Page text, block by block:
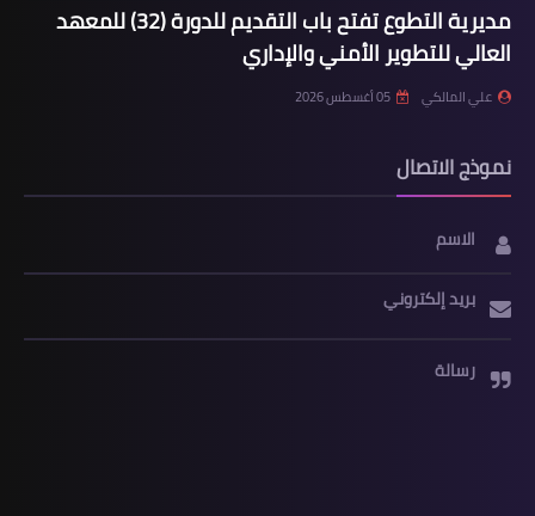
مديرية التطوع تفتح باب التقديم للدورة (32) للمعهد
العالي للتطوير الأمني والإداري
علي المالكي 05 أغسطس 2026
نموذج الاتصال
الاسم
بريد إلكتروني
رسالة